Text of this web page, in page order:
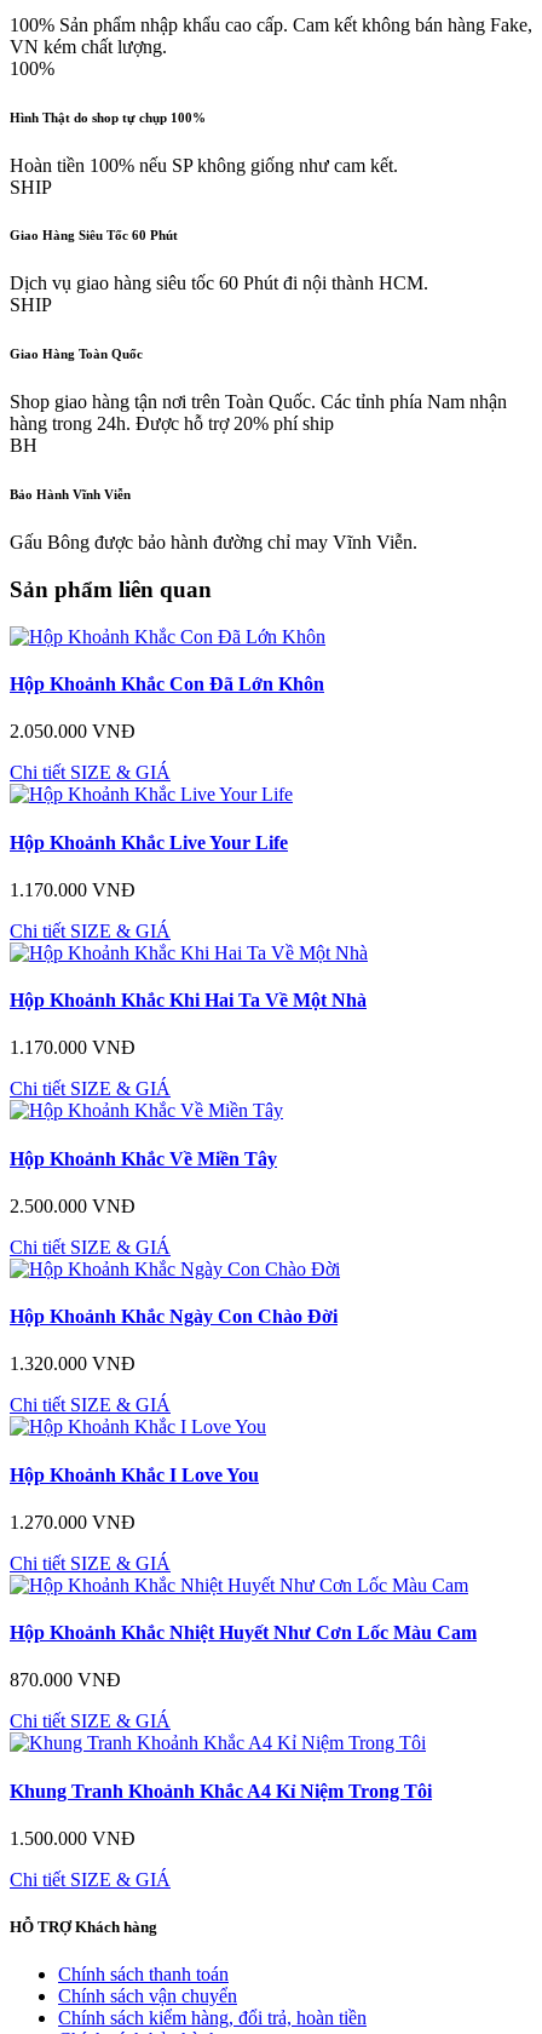
100% Sản phẩm nhập khẩu cao cấp. Cam kết không bán hàng Fake,
VN kém chất lượng.
100%
Hình Thật do shop tự chụp 100%
Hoàn tiền 100% nếu SP không giống như cam kết.
SHIP
Giao Hàng Siêu Tốc 60 Phút
Dịch vụ giao hàng siêu tốc 60 Phút đi nội thành HCM.
SHIP
Giao Hàng Toàn Quốc
Shop giao hàng tận nơi trên Toàn Quốc. Các tỉnh phía Nam nhận
hàng trong 24h. Được hỗ trợ 20% phí ship
BH
Bảo Hành Vĩnh Viễn
Gấu Bông được bảo hành đường chỉ may Vĩnh Viễn.
Sản phẩm liên quan
Hộp Khoảnh Khắc Con Đã Lớn Khôn
2.050.000 VNĐ
Chi tiết SIZE & GIÁ
Hộp Khoảnh Khắc Live Your Life
1.170.000 VNĐ
Chi tiết SIZE & GIÁ
Hộp Khoảnh Khắc Khi Hai Ta Về Một Nhà
1.170.000 VNĐ
Chi tiết SIZE & GIÁ
Hộp Khoảnh Khắc Về Miền Tây
2.500.000 VNĐ
Chi tiết SIZE & GIÁ
Hộp Khoảnh Khắc Ngày Con Chào Đời
1.320.000 VNĐ
Chi tiết SIZE & GIÁ
Hộp Khoảnh Khắc I Love You
1.270.000 VNĐ
Chi tiết SIZE & GIÁ
Hộp Khoảnh Khắc Nhiệt Huyết Như Cơn Lốc Màu Cam
870.000 VNĐ
Chi tiết SIZE & GIÁ
Khung Tranh Khoảnh Khắc A4 Kỉ Niệm Trong Tôi
1.500.000 VNĐ
Chi tiết SIZE & GIÁ
HỖ TRỢKhách hàng
Chính sách thanh toán
Chính sách vận chuyển
Chính sách kiểm hàng, đổi trả, hoàn tiền